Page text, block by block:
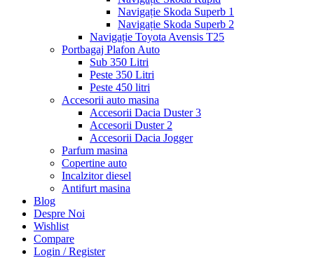
Navigație Skoda Superb 1
Navigație Skoda Superb 2
Navigație Toyota Avensis T25
Portbagaj Plafon Auto
Sub 350 Litri
Peste 350 Litri
Peste 450 litri
Accesorii auto masina
Accesorii Dacia Duster 3
Accesorii Duster 2
Accesorii Dacia Jogger
Parfum masina
Copertine auto
Incalzitor diesel
Antifurt masina
Blog
Despre Noi
Wishlist
Compare
Login / Register